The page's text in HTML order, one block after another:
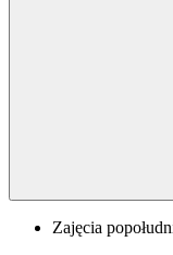
Zajęcia